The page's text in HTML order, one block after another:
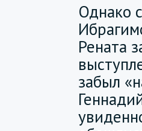
Однако
Рената
забыл